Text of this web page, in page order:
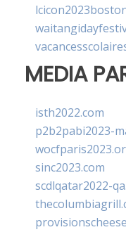
MEDIA
isth2022.com
p2b2pabi2023-
sinc2023.com
scdlqatar2022-